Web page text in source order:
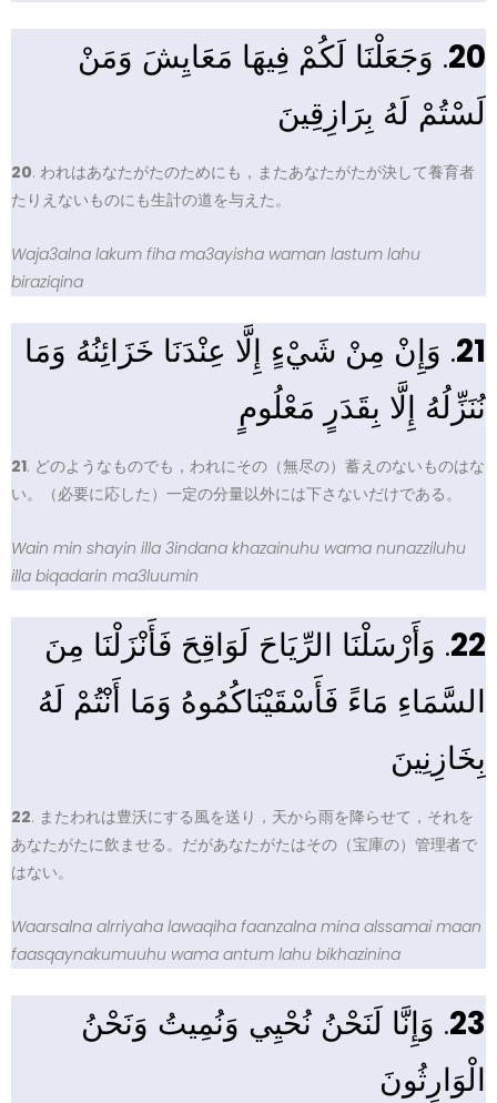
20. وَجَعَلْنَا لَكُمْ فِيهَا مَعَايِشَ وَمَنْ
لَسْتُمْ لَهُ بِرَازِقِينَ
20. われはあなたがたのためにも，またあなたがたが決して養育者
たりえないものにも生計の道を与えた。
Waja3alna lakum fiha ma3ayisha waman lastum lahu
biraziqina
21. وَإِنْ مِنْ شَيْءٍ إِلَّا عِنْدَنَا خَزَائِنُهُ وَمَا
نُنَزِّلُهُ إِلَّا بِقَدَرٍ مَعْلُومٍ
21. どのようなものでも，われにその（無尽の）蓄えのないものはな
い。（必要に応した）一定の分量以外には下さないだけである。
Wain min shayin illa 3indana khazainuhu wama nunazziluhu
illa biqadarin ma3luumin
22. وَأَرْسَلْنَا الرِّيَاحَ لَوَاقِحَ فَأَنْزَلْنَا مِنَ
السَّمَاءِ مَاءً فَأَسْقَيْنَاكُمُوهُ وَمَا أَنْتُمْ لَهُ
بِخَازِنِينَ
22. またわれは豊沃にする風を送り，天から雨を降らせて，それを
あなたがたに飲ませる。だがあなたがたはその（宝庫の）管理者で
はない。
Waarsalna alrriyaha lawaqiha faanzalna mina alssamai maan
faasqaynakumuuhu wama antum lahu bikhazinina
23. وَإِنَّا لَنَحْنُ نُحْيِي وَنُمِيتُ وَنَحْنُ
الْوَارِثُونَ